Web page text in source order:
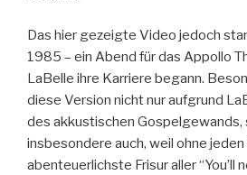
Das hier gezeigte Video jedoch
1985 – ein Abend für das Appollo
LaBelle ihre Karriere begann.
diese Version nicht nur aufgrund
des akkustischen Gospelgewands,
insbesondere auch, weil ohne
abenteuerlichste Frisur aller “You’ll